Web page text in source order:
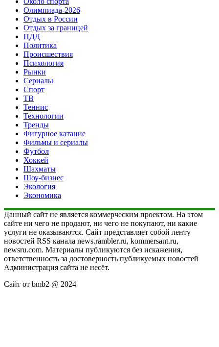
Олимпиада-2026
Отдых в России
Отдых за границей
ПДД
Политика
Происшествия
Психология
Рынки
Сериалы
Спорт
ТВ
Теннис
Технологии
Тренды
Фигурное катание
Фильмы и сериалы
Футбол
Хоккей
Шахматы
Шоу-бизнес
Экология
Экономика
Данный сайт не является коммерческим проектом. На этом
сайте ни чего не продают, ни чего не покупают, ни какие
услуги не оказываются. Сайт представляет собой ленту
новостей RSS канала news.rambler.ru, kommersant.ru,
newsru.com. Материалы публикуются без искажения,
ответственность за достоверность публикуемых новостей
Администрация сайта не несёт.
Сайт от bmb2 @ 2024